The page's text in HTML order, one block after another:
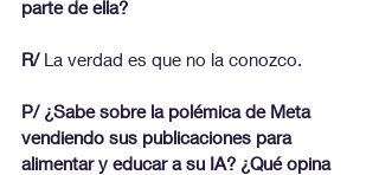
parte de ella?
R/ La verdad es que no la conozco.
P/ ¿Sabe sobre la polémica de Meta
vendiendo sus publicaciones para
alimentar y educar a su IA? ¿Qué opina